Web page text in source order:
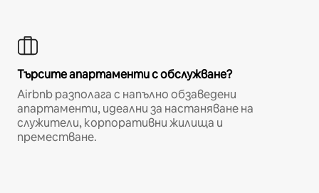
Търсите апартаменти с обслужване?
Airbnb разполага с напълно обзаведени
апартаменти, идеални за настаняване на
служители, корпоративни жилища и
преместване.